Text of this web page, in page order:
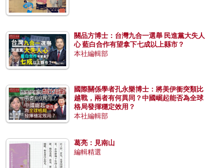
關品方博士：台灣九合一選舉 民進黨大失人
心 藍白合作有望拿下七成以上縣市？
本社編輯部
國際關係學者孔永樂博士：將美伊衝突類比
越戰，兩者有何異同？中國崛起能否為全球
格局發揮穩定效用？
本社編輯部
葛亮：見南山
編輯精選